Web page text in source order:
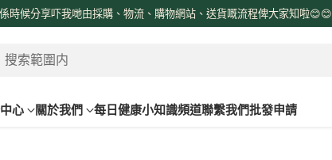
係時候分享吓我哋由採購、物流、購物網站、送貨嘅流程俾大家知啦😊😊
索範圍内
心 關於我們 每日健康小知識頻道聯繫我們批發申請